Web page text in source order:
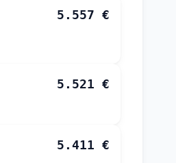
5.557 €
5.521 €
5.411 €